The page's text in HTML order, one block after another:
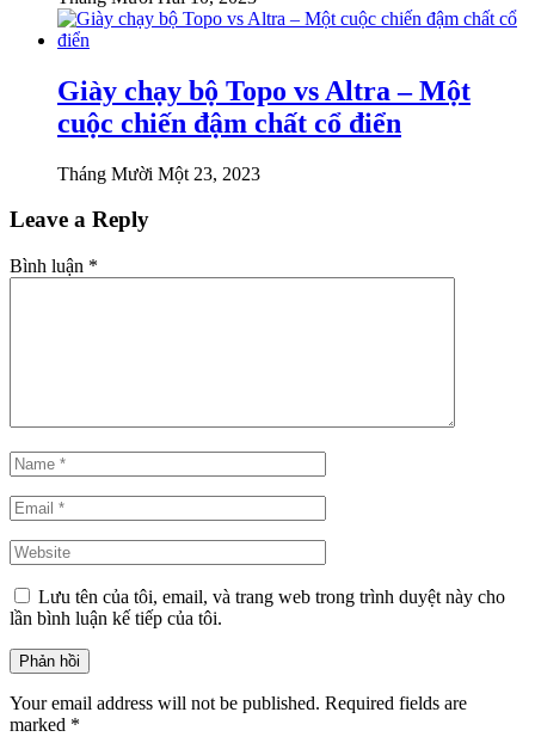
Giày chạy bộ Topo vs Altra – Một
cuộc chiến đậm chất cổ điển
Tháng Mười Một 23, 2023
Leave a Reply
Bình luận *
Lưu tên của tôi, email, và trang web trong trình duyệt này cho
lần bình luận kế tiếp của tôi.
Your email address will not be published. Required fields are
marked *